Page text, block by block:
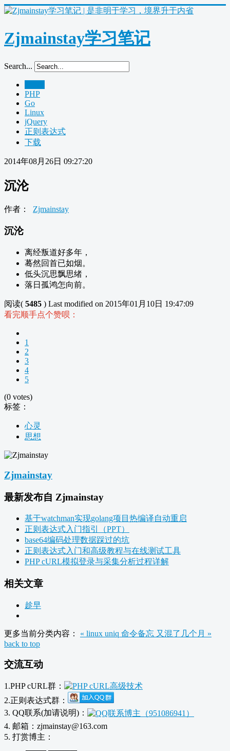
Zjmainstay学习笔记
Search...
PHP
Go
Linux
jQuery
正则表达式
下载
2014年08月26日 09:27:20
沉沦
作者： Zjmainstay
沉沦
离经叛道好多年，
蓦然回首已如烟。
低头沉思飘思绪，
落日孤鸿怎向前。
阅读( 5485 ) Last modified on 2015年01月10日 19:47:09
看完顺手点个赞呗：
1
2
3
4
5
(0 votes)
标签：
心灵
思想
Zjmainstay
最新发布自 Zjmainstay
基于watchman实现golang项目热编译自动重启
正则表达式入门指引（PPT）
base64编码处理数据踩过的坑
正则表达式入门和高级教程与在线测试工具
PHP cURL模拟登录与采集分析过程详解
相关文章
趁早
更多当前分类内容： « linux uniq 命令备忘 又混了几个月 »
back to top
交流互动
1.PHP cURL群：
2.正则表达式群：
3. QQ联系(加请说明)：
4. 邮箱：zjmainstay@163.com
5. 打赏博主：